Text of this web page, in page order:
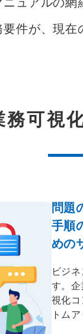
件が、現在
務可視
問題
手順
めの
ビジ
す。
視化
トム